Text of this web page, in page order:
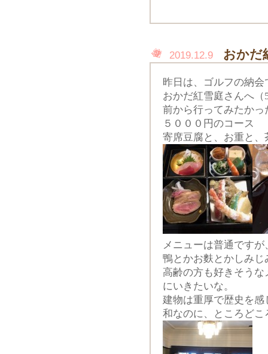
2019.12.9 おかだ
昨日は、ゴルフの納会
おかだ紅雪庭さんへ（
前から行ってみたか
５０００円のコース
寄席豆腐と、お重と
メニューは普通です
鴨とかお麩とかしみ
高齢の方も好きそう
にいきたいな。
建物は重厚で歴史を
和なのに、ところど